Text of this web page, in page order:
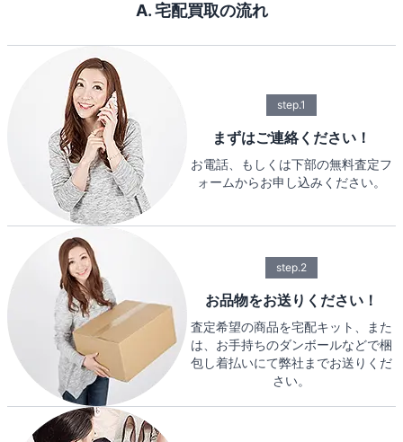
A. 宅配買取の流れ
step.1
まずはご連絡ください！
お電話、もしくは下部の無料査定フ
ォームからお申し込みください。
step.2
お品物をお送りください！
査定希望の商品を宅配キット、また
は、お手持ちのダンボールなどで梱
包し着払いにて弊社までお送りくだ
さい。